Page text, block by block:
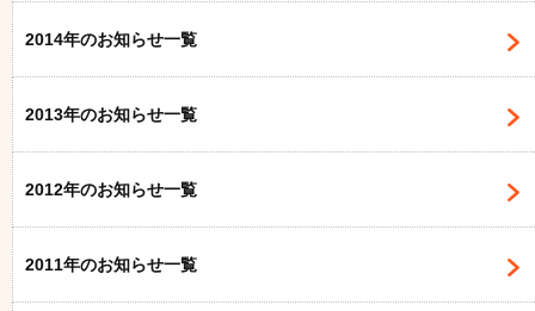
2014年のお知らせ一覧
2013年のお知らせ一覧
2012年のお知らせ一覧
2011年のお知らせ一覧